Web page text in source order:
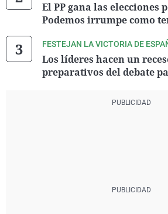
El PP gana las elecciones
Podemos irrumpe como
FESTEJAN LA VICTORIA DE
Los líderes hacen un
preparativos del debate